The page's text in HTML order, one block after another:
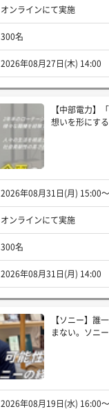
オンラインにて実施
300名
2026年08月27日(木) 14:00
【中部電力】
想いを形にす
2026年08月31日(月) 15:00
オンラインにて実施
300名
2026年08月31日(月) 14:00
【ソニー】誰
まない。ソニー
2026年08月19日(水) 16:00